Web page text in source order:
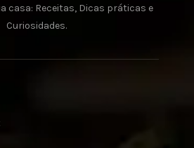
casa: Receitas, Dicas práticas e
Curiosidades.